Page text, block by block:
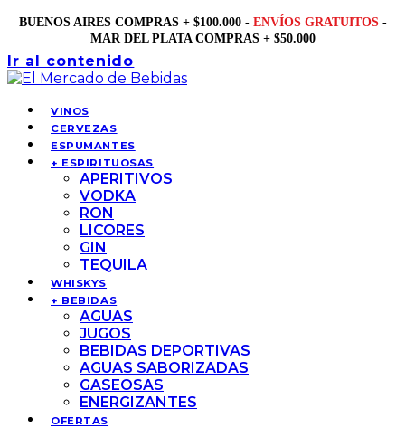
BUENOS AIRES COMPRAS + $100.000 - ENVÍOS GRATUITOS -
MAR DEL PLATA COMPRAS + $50.000
Ir al contenido
VINOS
CERVEZAS
ESPUMANTES
+ ESPIRITUOSAS
APERITIVOS
VODKA
RON
LICORES
GIN
TEQUILA
WHISKYS
+ BEBIDAS
AGUAS
JUGOS
BEBIDAS DEPORTIVAS
AGUAS SABORIZADAS
GASEOSAS
ENERGIZANTES
OFERTAS